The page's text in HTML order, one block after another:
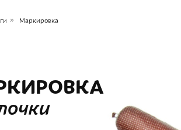
» Маркировка